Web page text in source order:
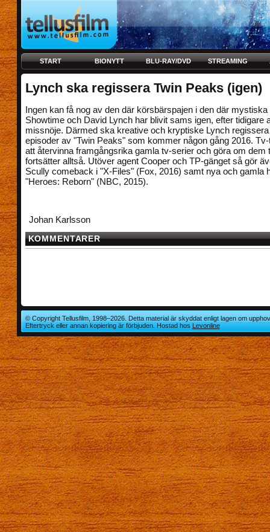
START BIONYTT BLU-RAY/DVD STREAMING
Lynch ska regissera Twin Peaks (igen)
Ingen kan få nog av den där körsbärspajen i den där
Showtime och David Lynch har blivit sams igen, efter tidigare
missnöje. Därmed ska kreative och kryptiske Lynch
episoder av "Twin Peaks" som kommer någon gång 2016.
att återvinna framgångsrika gamla tv-serier och göra om dem
fortsätter alltså. Utöver agent Cooper och TP-gänget så gör
Scully comeback i "X-Files" (Fox, 2016) samt nya och gamla
"Heroes: Reborn" (NBC, 2015).
Johan Karlsson
KOMMENTARER
© Copyright Tellusfilm, 1998–2026. Detta material är skyddat enligt lagen om
Eftertryck eller annan kopiering är förbjuden. Hostad hosLevonline